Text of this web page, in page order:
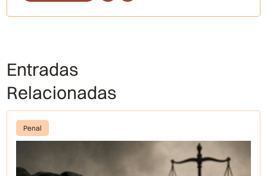
Entradas
Relacionadas
Penal